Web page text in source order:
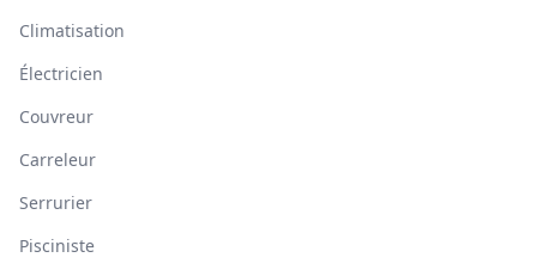
Climatisation
Électricien
Couvreur
Carreleur
Serrurier
Pisciniste